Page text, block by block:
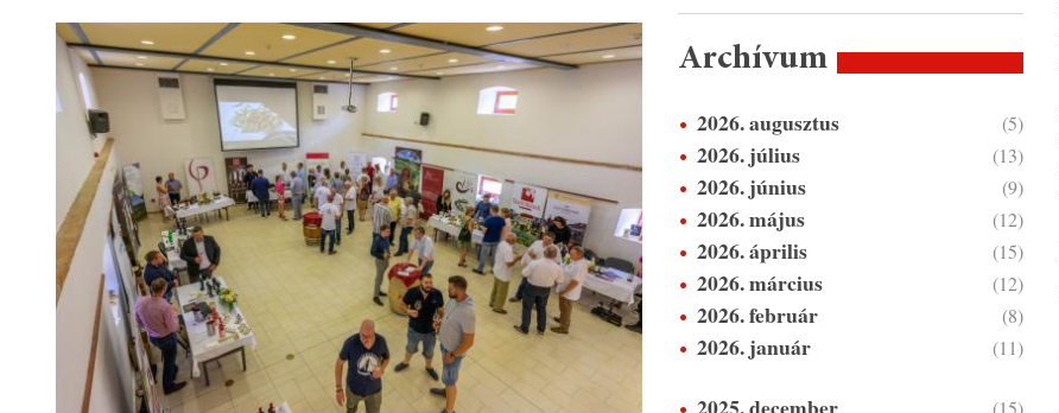
Archívum
2026. augusztus (5)
2026. július (13)
2026. június (9)
2026. május (12)
2026. április (15)
2026. március (12)
2026. február (8)
2026. január (11)
(15)